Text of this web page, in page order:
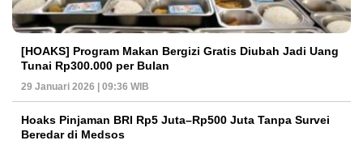
[HOAKS] Program Makan Bergizi Gratis Diubah Jadi Uang
Tunai Rp300.000 per Bulan
29 Januari 2026 | 09:36 WIB
Hoaks Pinjaman BRI Rp5 Juta–Rp500 Juta Tanpa Survei
Beredar di Medsos